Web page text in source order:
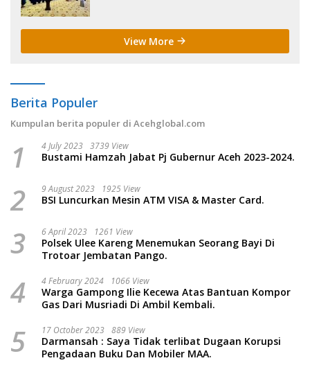
View More
Berita Populer
Kumpulan berita populer di Acehglobal.com
1 4 July 2023 3739 View
Bustami Hamzah Jabat Pj Gubernur Aceh 2023-2024.
2 9 August 2023 1925 View
BSI Luncurkan Mesin ATM VISA & Master Card.
3 6 April 2023 1261 View
Polsek Ulee Kareng Menemukan Seorang Bayi Di
Trotoar Jembatan Pango.
4 4 February 2024 1066 View
Warga Gampong Ilie Kecewa Atas Bantuan Kompor
Gas Dari Musriadi Di Ambil Kembali.
5 17 October 2023 889 View
Darmansah : Saya Tidak terlibat Dugaan Korupsi
Pengadaan Buku Dan Mobiler MAA.